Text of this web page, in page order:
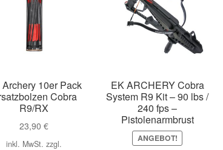
10er Pack
Cobra
R9/RX
23,90€
inkl. MwSt. zzgl.
EK ARCHERY Cobra
System R9 Kit – 90 lbs /
240 fps –
Pistolenarmbrust
ANGEBOT!